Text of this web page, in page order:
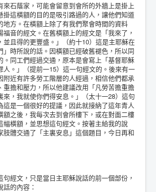
石蔭家，可能會留意到會所的外牆上是掛上
掛這橫額的目的是吸引路過的人，讓他們知道
地方。在橫額上除了有我們聚會時間的資料
福音的經文。在舊橫額上的經文是「我來了，
並且得的更豐盛。」（約十10）這是主耶穌在
」時所說的話。因橫額已經破舊褪色，所以同
。同工們經過交通，原本是會寫上「基督耶穌
人。」（提前一15）這一句經文的。後來有一
附近有許多勞工階層的人經過，相信他們都承
重擔和壓力，所以他建議改用「凡勞苦擔重擔
來，我就使你們得安息。」（太十一28）這句
這是一個很好的提議，因此就接納了這年青人
額之後，我每次去到會所樓下，或在對面二樓
幅橫額，並思想這句經文。按著主給我的說
肢體交通了「主裏安息」這個題目，今日再和
經文，只是當日主耶穌說話的前一個部份，
的內容：